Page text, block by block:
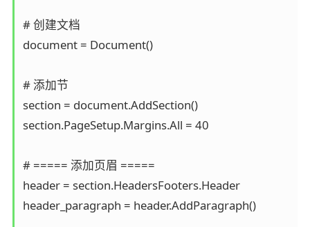
# 创建文档
document = Document()
# 添加节
section = document.AddSection()
section.PageSetup.Margins.All = 40
# ===== 添加页眉 =====
header = section.HeadersFooters.Header
header_paragraph = header.AddParagraph()